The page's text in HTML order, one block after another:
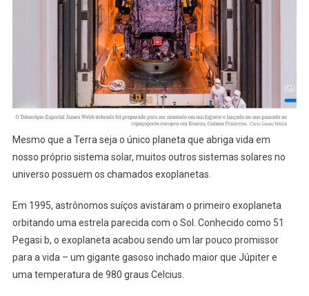
Mesmo que a Terra seja o único planeta que abriga vida em
nosso próprio sistema solar, muitos outros sistemas solares no
universo possuem os chamados exoplanetas.
Em 1995, astrônomos suíços avistaram o primeiro exoplaneta
orbitando uma estrela parecida com o Sol. Conhecido como 51
Pegasi b, o exoplaneta acabou sendo um lar pouco promissor
para a vida – um gigante gasoso inchado maior que Júpiter e
uma temperatura de 980 graus Celcius.